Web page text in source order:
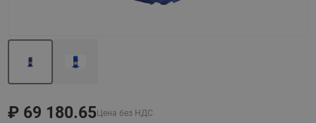
₽ 69 180.65 Цена без НДС